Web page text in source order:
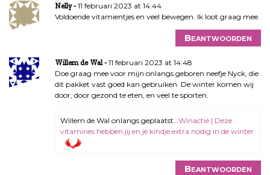
Nelly
11 februari 2023 at 14:44
Voldoende vitamientjes en veel bewegen. Ik loot graag mee.
Beantwoorden
Willem de Wal
11 februari 2023 at 14:48
Doe graag mee voor mijn onlangs geboren neefje Nyck, die
dit pakket vast goed kan gebruiken. De winter komen wij
door, door gezond te eten, en veel te sporten.
Willem de Wal onlangs geplaatst… Winactie | Deze
vitamines hebben jij en je kindje extra nodig in de winter
Beantwoorden